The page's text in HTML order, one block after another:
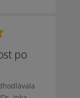
po